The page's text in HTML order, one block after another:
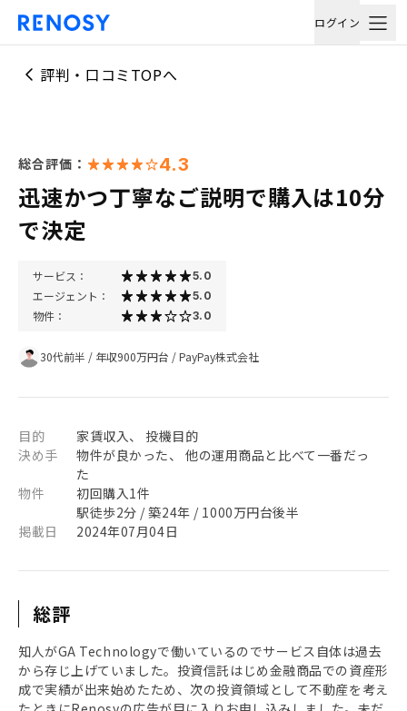
ログイン
評判・口コミTOPへ
総合評価： 4.3
迅速かつ丁寧なご説明で購入は10分
で決定
サービス： 5.0
エージェント： 5.0
物件： 3.0
30代前半 / 年収900万円台 /PayPay株式会社
目的
家賃収入、 投機目的
決め手
物件が良かった、 他の運用商品と比べて一番だっ
た
物件
初回購入1件
駅徒歩2分 / 築24年 / 1000万円台後半
掲載日
2024年07月04日
総評
知人がGA Technologyで働いているのでサービス自体は過去
から存じ上げていました。投資信託はじめ金融商品での資産形
成で実績が出来始めたため、次の投資領域として不動産を考え